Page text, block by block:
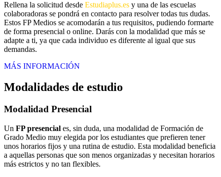
Rellena la solicitud desde Estudiaplus.es y una de las escuelas
colaboradoras se pondrá en contacto para resolver todas tus dudas.
Estos FP Medios se acomodarán a tus requisitos, pudiendo formarte
de forma presencial o online. Darás con la modalidad que más se
adapte a ti, ya que cada individuo es diferente al igual que sus
demandas.
MÁS INFORMACIÓN
Modalidades de estudio
Modalidad Presencial
Un FP presencial es, sin duda, una modalidad de Formación de
Grado Medio muy elegida por los estudiantes que prefieren tener
unos horarios fijos y una rutina de estudio. Esta modalidad beneficia
a aquellas personas que son menos organizadas y necesitan horarios
más estrictos y no tan flexibles.